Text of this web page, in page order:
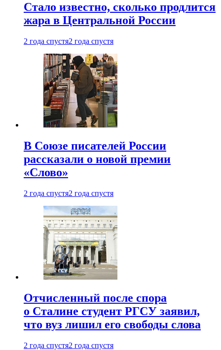
Стало известно, сколько продлится
жара в Центральной России
2 года спустя2 года спустя
В Союзе писателей России
рассказали о новой премии
«Слово»
2 года спустя2 года спустя
Отчисленный после спора
о Сталине студент РГСУ заявил,
что вуз лишил его свободы слова
2 года спустя2 года спустя